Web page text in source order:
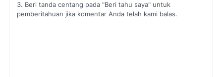
3. Beri tanda centang pada "Beri tahu saya" untuk
pemberitahuan jika komentar Anda telah kami balas.